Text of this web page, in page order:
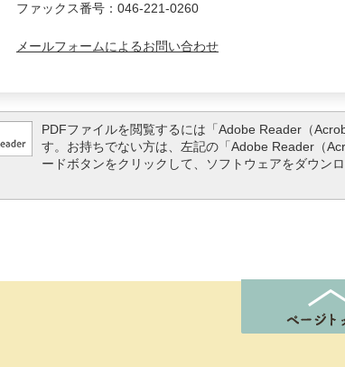
ファックス番号：046-221-0260
メールフォームによるお問い合わせ
PDFファイルを閲覧するには「Adobe Reader（
す。お持ちでない方は、左記の「Adobe Reader（
ードボタンをクリックして、ソフトウェアをダウン